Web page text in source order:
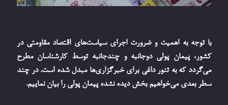
با توجه به اهمیت و ضرورت اجرای سیاست‌های اقتصاد مقاومتی در
کشور، پیمان‌ پولی دوجانبه و چندجانبه توسط کارشناسان مطرح
می‌گردد که به تنور داغی برای خبرگزاری‌ها مبدل شده است. در چند
سطر بعدی می‌خواهیم بخش دیده نشده پیمان پولی را بیان نماییم.